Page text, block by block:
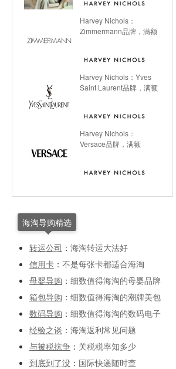
Studios羊绒围巾参加活动
~Chloe编织包包折后最低
8折入手！勃肯奶白色半
包目前37码有货，先到先
折后超低价~
Harvey Nichols：
Zimmermann品牌，满额
Harvey Nichols：Yves
Saint Laurent品牌，满额
Harvey Nichols：
Versace品牌，满额
海淘导购精选
转运公司 ： 海淘转运大法好
信用卡 ： 不是每张卡都适合海淘
母婴导购 ： 细数值得海淘的母婴品牌
箱包导购 ： 细数值得海淘的潮牌美包
数码导购 ： 细数值得海淘的数码电子
经验之谈 ： 海淘返利常见问题
与被税抗争 ： 关税税率知多少
到底到了没 ： 国际快递随时查